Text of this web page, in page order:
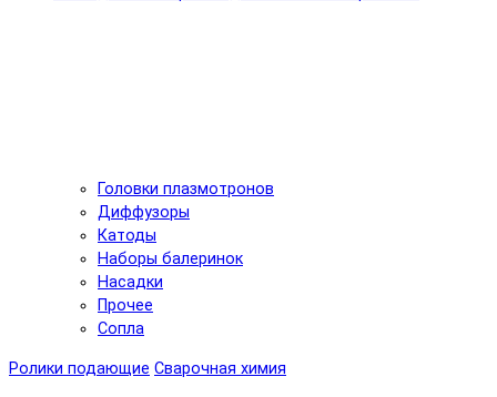
Головки плазмотронов
Диффузоры
Катоды
Наборы балеринок
Насадки
Прочее
Сопла
Ролики подающие Сварочная химия